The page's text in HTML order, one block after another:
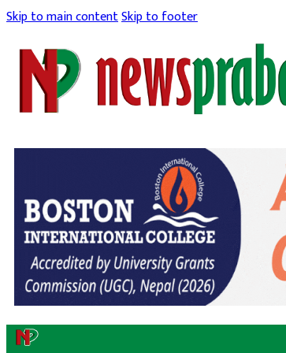
Skip to main contentSkip to footer